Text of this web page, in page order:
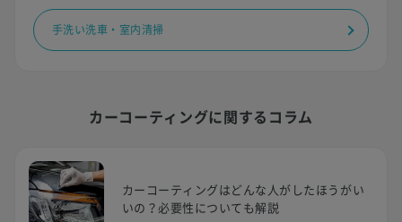
手洗い洗車・室内清掃
カーコーティングに関するコラム
カーコーティングはどんな人がしたほうがい
いの？必要性についても解説